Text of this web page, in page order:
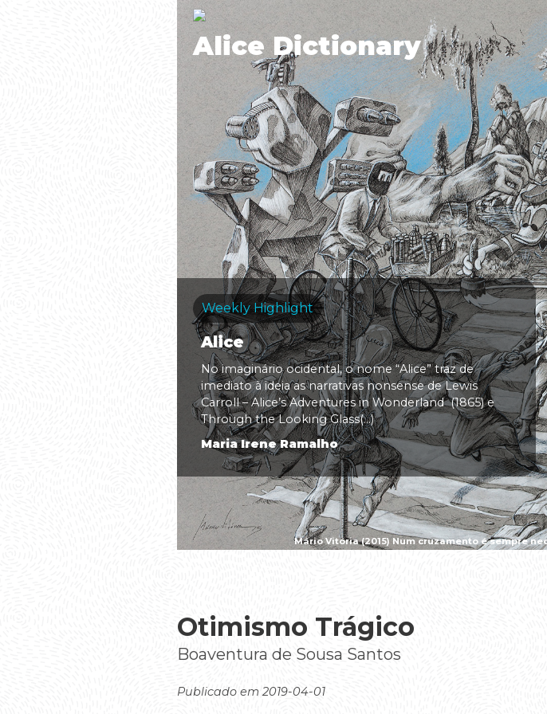
Mário Vitória (2015) Num cruzamento é sempre
Alice Dictionary
Weekly Highlight
Alice
No imaginário ocidental, o nome “Alice” traz de
imediato à ideia as narrativas nonsense de Lewis
Carroll – Alice’s Adventures in Wonderland (1865) e
Through the Looking Glass(...)
Maria Irene Ramalho
Otimismo Trágico
Boaventura de Sousa Santos
Publicado em 2019-04-01